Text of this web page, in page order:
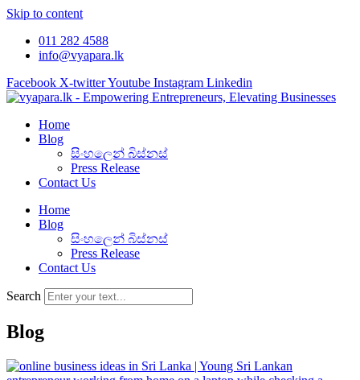
Skip to content
011 282 4588
info@vyapara.lk
Facebook X-twitterYoutube Instagram Linkedin
Home
Blog
සිංහලෙන් බිස්නස්
Press Release
Contact Us
Home
Blog
සිංහලෙන් බිස්නස්
Press Release
Contact Us
Search
Blog